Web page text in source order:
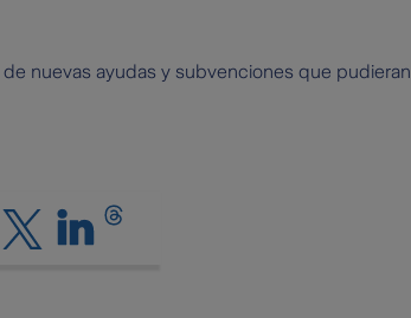
nuevas ayudas y subvenciones que pudieran